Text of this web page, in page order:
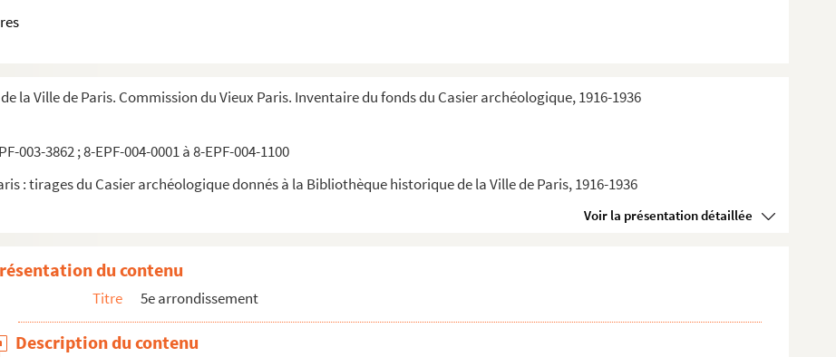
la Ville de Paris. Commission du Vieux Paris. Inventaire du fonds du Casier archéologique, 1916-1936
003-3862 ; 8-EPF-004-0001 à 8-EPF-004-1100
: tirages du Casier archéologique donnés à la Bibliothèque historique de la Ville de Paris, 1916-1936
Voir la présentation détaillée
Paris. 8, rue Boutebri. Escalier
du contenu
Titre 5e arrondissement
Description du contenu